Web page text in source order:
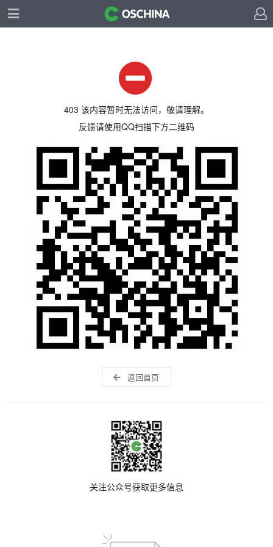
403 该内容暂时无法访问，敬请理解。
反馈请使用QQ扫描下方二维码
返回首页
关注公众号获取更多信息